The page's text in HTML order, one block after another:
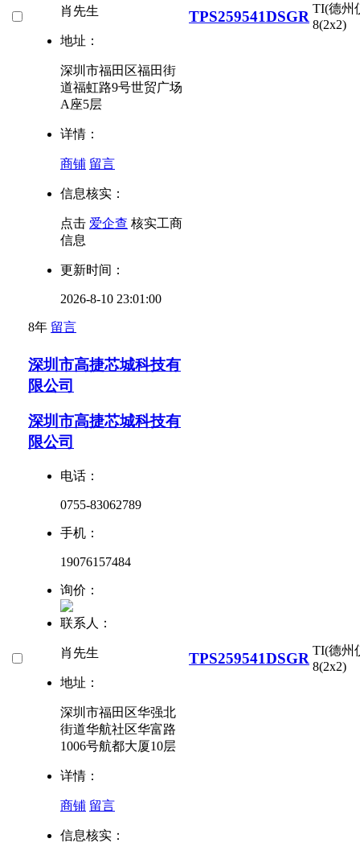
肖先生
地址：
深圳市福田区福田街
道福虹路9号世贸广场
A座5层
详情：
商铺 留言
信息核实：
点击 爱企查 核实工商
信息
更新时间：
2026-8-10 23:01:00
8年 留言
TPS259541DSGR TI(德州
8(2x2)
深圳市高捷芯城科技有
限公司
深圳市高捷芯城科技有
限公司
电话：
0755-83062789
手机：
19076157484
询价：
联系人：
肖先生
地址：
深圳市福田区华强北
街道华航社区华富路
1006号航都大厦10层
详情：
商铺 留言
信息核实：
TPS259541DSGR TI(德州
8(2x2)